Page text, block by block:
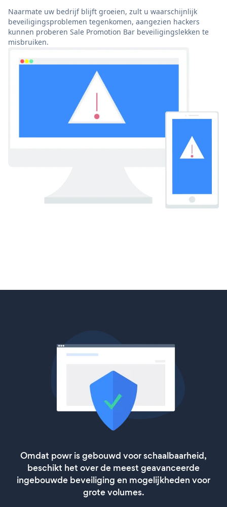
Naarmate uw bedrijf blijft groeien, zult u waarschijnlijk
beveiligingsproblemen tegenkomen, aangezien hackers
kunnen proberen Sale Promotion Bar beveiligingslekken te
misbruiken.
Omdat powr is gebouwd voor schaalbaarheid,
beschikt het over de meest geavanceerde
ingebouwde beveiliging en mogelijkheden voor
grote volumes.